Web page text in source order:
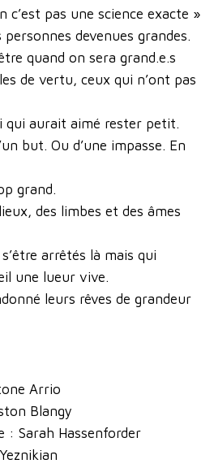
c’est pas une science exacte »
devenues grandes.
quand on sera grand.e.s
de vertu, ceux qui n’ont pas
qui aurait aimé rester petit.
but. Ou d’une impasse. En
grand.
des limbes et des âmes
arrêtés là mais qui
une lueur vive.
leurs rêves de grandeur
Arrio
Blangy
: Sarah Hassenforder